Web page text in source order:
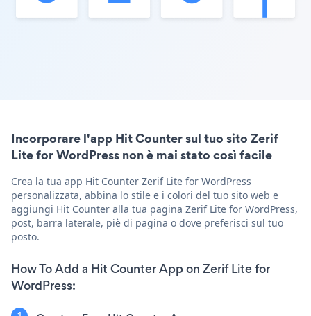
Incorporare l'app Hit Counter sul tuo sito Zerif
Lite for WordPress non è mai stato così facile
Crea la tua app Hit Counter Zerif Lite for WordPress
personalizzata, abbina lo stile e i colori del tuo sito web e
aggiungi Hit Counter alla tua pagina Zerif Lite for WordPress,
post, barra laterale, piè di pagina o dove preferisci sul tuo
posto.
How To Add a Hit Counter App on Zerif Lite for
WordPress: